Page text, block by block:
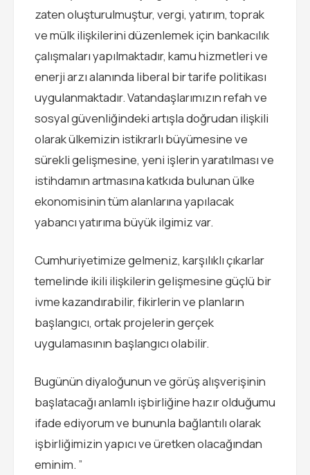
zaten oluşturulmuştur, vergi, yatırım, toprak
ve mülk ilişkilerini düzenlemek için bankacılık
çalışmaları yapılmaktadır, kamu hizmetleri ve
enerji arzı alanında liberal bir tarife politikası
uygulanmaktadır. Vatandaşlarımızın refah ve
sosyal güvenliğindeki artışla doğrudan ilişkili
olarak ülkemizin istikrarlı büyümesine ve
sürekli gelişmesine, yeni işlerin yaratılması ve
istihdamın artmasına katkıda bulunan ülke
ekonomisinin tüm alanlarına yapılacak
yabancı yatırıma büyük ilgimiz var.
Cumhuriyetimize gelmeniz, karşılıklı çıkarlar
temelinde ikili ilişkilerin gelişmesine güçlü bir
ivme kazandırabilir, fikirlerin ve planların
başlangıcı, ortak projelerin gerçek
uygulamasının başlangıcı olabilir.
Bugünün diyaloğunun ve görüş alışverişinin
başlatacağı anlamlı işbirliğine hazır olduğumu
ifade ediyorum ve bununla bağlantılı olarak
işbirliğimizin yapıcı ve üretken olacağından
eminim. ”